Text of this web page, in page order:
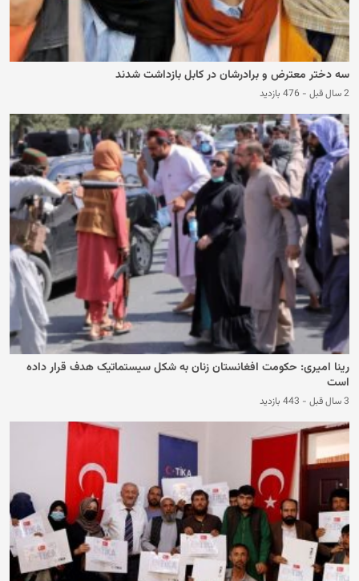
سه دختر معترض و برادرشان در کابل بازداشت شدند
2 سال قبل - 476 بازدید
رینا امیری: حکومت افغانستان زنان به شکل سیستماتیک هدف قرار داده
است
3 سال قبل - 443 بازدید